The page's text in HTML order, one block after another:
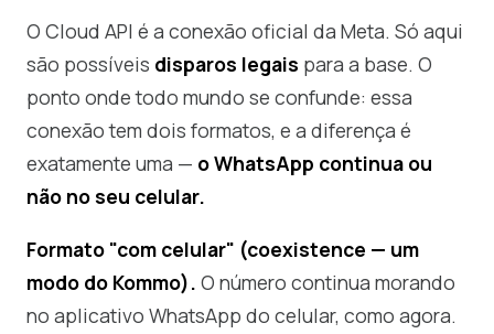
O Cloud API é a conexão oficial da Meta. Só aqui
são possíveis disparos legais para a base. O
ponto onde todo mundo se confunde: essa
conexão tem dois formatos, e a diferença é
exatamente uma — o WhatsApp continua ou
não no seu celular.
Formato "com celular" (coexistence — um
modo do Kommo). O número continua morando
no aplicativo WhatsApp do celular, como agora.